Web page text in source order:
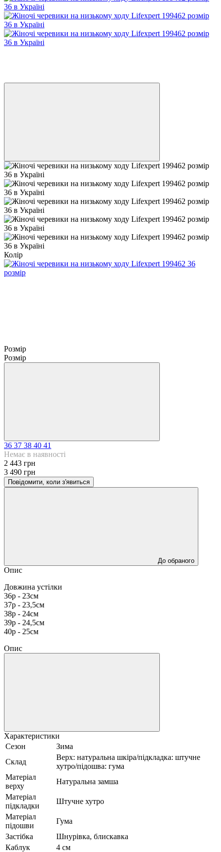
Колір
Розмір
Розмір
36 37 38 40 41
Немає в наявності
2 443 грн
3 490 грн
Повідомити, коли з'явиться
До обраного
Опис
Довжина устілки
36р - 23см
37р - 23,5см
38р - 24см
39р - 24,5см
40р - 25см
Опис
Характеристики
Сезон
Зима
Склад
Верх: натуральна шкіра/підкладка: штучне
хутро/підошва: гума
Матеріал
верху
Натуральна замша
Матеріал
підкладки
Штучне хутро
Матеріал
підошви
Гума
Застібка
Шнурівка, блискавка
Каблук
4 см